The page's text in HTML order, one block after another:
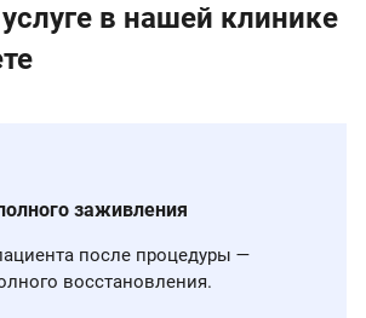
в нашей клинике
заживления
после процедуры —
восстановления.